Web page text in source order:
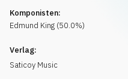
Komponisten:
Edmund King (50.0%)
Verlag:
Saticoy Music